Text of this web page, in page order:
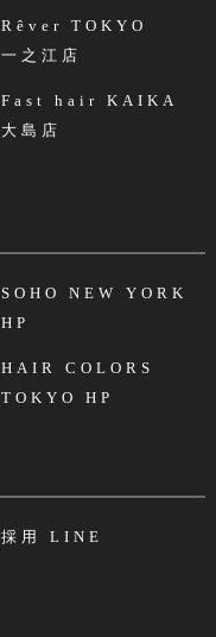
Rêver TOKYO
一之江店
Fast hair KAIKA
大島店
SOHO NEW YORK
HP
HAIR COLORS
TOKYO HP
採用 LINE